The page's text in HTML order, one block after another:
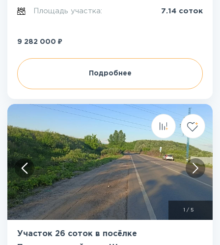
Площадь участка: 7.14 соток
9 282 000 ₽
Подробнее
/ 5
Участок 26 соток в посёлке